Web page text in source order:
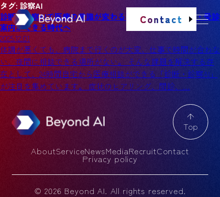
Contact
タグ: 診察AI
診断・診察AIで医療の常識が変わる｜自宅で相談・問診・受診
案内ができる時代へ
2025.12.01
体調が悪くても、病院まで行くのが大変、仕事で時間が合わな
い、夜間に相談できる場所がない。 そんな課題を解決する存
在として、24時間自宅から医療相談ができる「診断・診察AI」
が注目を集めています。 症状のヒアリング、問診、…
AboutServiceNewsMediaRecruitContact
Privacy policy
© 2026 Beyond AI. All rights reserved.
Top